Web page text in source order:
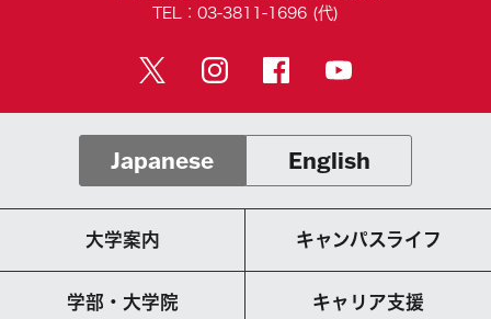
TEL：03-3811-1696 (代)
Japanese English
大学案内 キャンパスライフ
学部・大学院 キャリア支援